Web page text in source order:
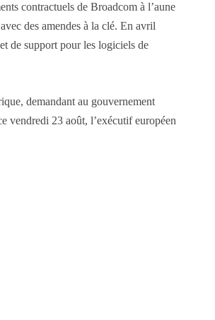
contractuels de Broadcom à l’aune
des amendes à la clé. En avril
de support pour les logiciels de
demandant au gouvernement
vendredi 23 août, l’exécutif européen